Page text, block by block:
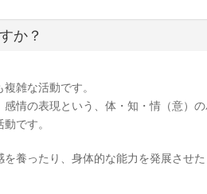
か？
雑な活動です。
情の表現という、体・知・情（意）
です。
を養ったり、身体的な能力を発展させ